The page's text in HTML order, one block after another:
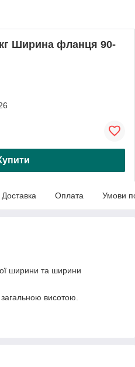
Ширина фланця 90-
Доставка Оплата Умови
ширини та ширини
висотою.